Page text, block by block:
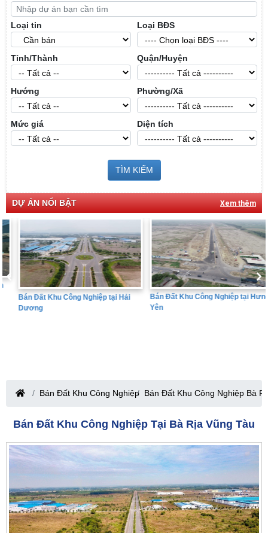
Loại tin Loại BĐS
Tỉnh/Thành Quận/Huyện
Hướng Phường/Xã
Mức giá Diện tích
TÌM KIẾM
DỰ ÁN NỔI BẬT Xem thêm
Bán Đất Khu Công Nghiệp tại Hải
Dương
Bán Đất Khu Công Nghiệp tại Hưng
Yên
Bán Đất Khu Công Nghiệp Bán Đất Khu Công Nghiệp Bà
Bán Đất Khu Công Nghiệp Tại Bà Rịa Vũng Tàu